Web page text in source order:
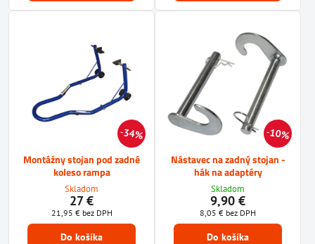
34%
Montážny stojan pod zadné
koleso rampa
Skladom
27 €
21,95 € bez DPH
Do košíka
10%
Nástavec na zadný stojan -
hák na adaptéry
Skladom
9,90 €
8,05 € bez DPH
Do košíka